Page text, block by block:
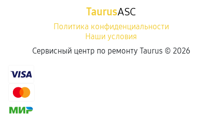
TaurusASC
Политика конфиденциальности
Наши условия
Сервисный центр по ремонту Taurus © 2026